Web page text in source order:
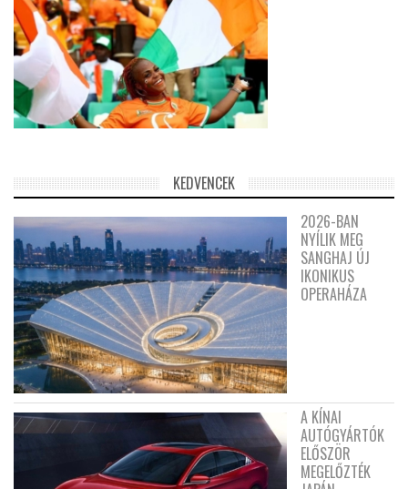
KEDVENCEK
2026-BAN
NYÍLIK MEG
SANGHAJ ÚJ
IKONIKUS
OPERAHÁZA
A KÍNAI
AUTÓGYÁRTÓK
ELŐSZÖR
MEGELŐZTÉK